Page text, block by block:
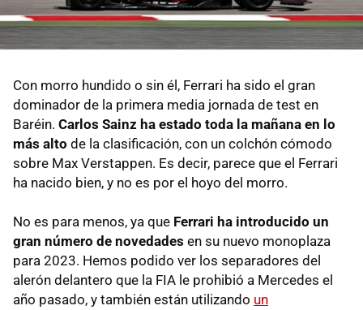
Con morro hundido o sin él, Ferrari ha sido el gran
dominador de la primera media jornada de test en
Baréin. Carlos Sainz ha estado toda la mañana en lo
más alto de la clasificación, con un colchón cómodo
sobre Max Verstappen. Es decir, parece que el Ferrari
ha nacido bien, y no es por el hoyo del morro.
No es para menos, ya que Ferrari ha introducido un
gran número de novedades en su nuevo monoplaza
para 2023. Hemos podido ver los separadores del
alerón delantero que la FIA le prohibió a Mercedes el
año pasado, y también están utilizando un